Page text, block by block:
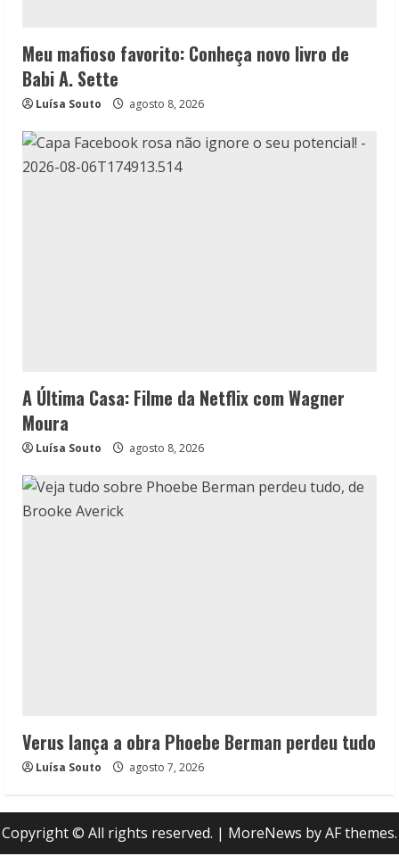
Meu mafioso favorito: Conheça novo livro de
Babi A. Sette
Luísa Souto agosto 8, 2026
A Última Casa: Filme da Netflix com Wagner
Moura
Luísa Souto agosto 8, 2026
Verus lança a obra Phoebe Berman perdeu tudo
Luísa Souto agosto 7, 2026
Copyright © All rights reserved. | MoreNews by AF themes.